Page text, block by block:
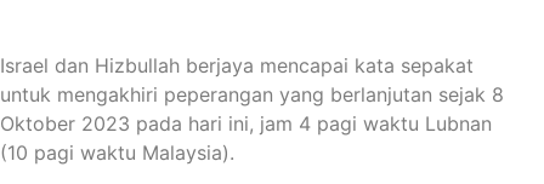
Israel dan Hizbullah berjaya mencapai kata sepakat
untuk mengakhiri peperangan yang berlanjutan sejak 8
Oktober 2023 pada hari ini, jam 4 pagi waktu Lubnan
(10 pagi waktu Malaysia).